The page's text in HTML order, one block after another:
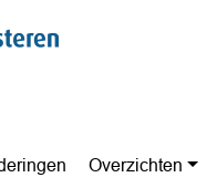
Overzichten